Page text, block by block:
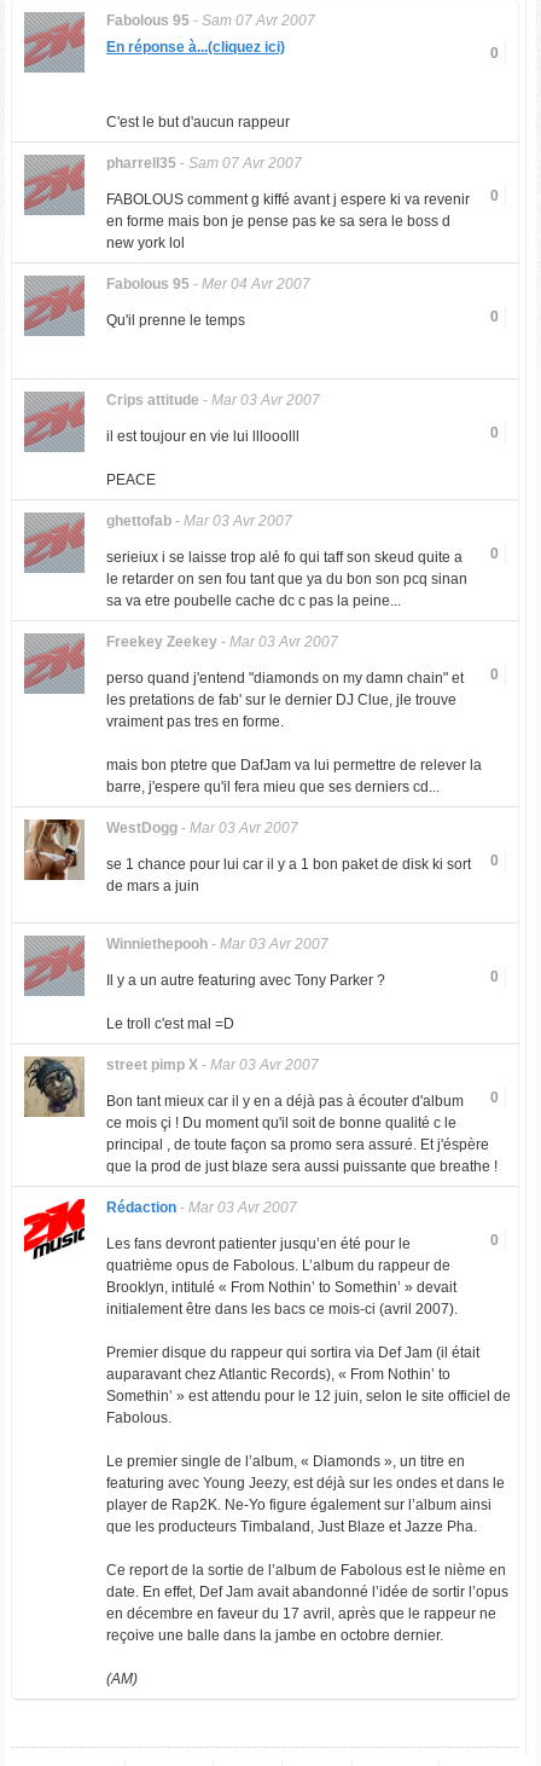
Fabolous 95- Sam 07 Avr 2007
0
En réponse à...(cliquez ici)
C'est le but d'aucun rappeur
pharrell35- Sam 07 Avr 2007
0
FABOLOUS comment g kiffé avant j espere ki va revenir
en forme mais bon je pense pas ke sa sera le boss d
new york lol
Fabolous 95- Mer 04 Avr 2007
0
Qu'il prenne le temps
Crips attitude - Mar 03 Avr 2007
0
il est toujour en vie lui lllooolll
PEACE
ghettofab- Mar 03 Avr 2007
0
serieiux i se laisse trop alé fo qui taff son skeud quite a
le retarder on sen fou tant que ya du bon son pcq sinan
sa va etre poubelle cache dc c pas la peine...
Freekey Zeekey- Mar 03 Avr 2007
0
perso quand j'entend "diamonds on my damn chain" et
les pretations de fab' sur le dernier DJ Clue, jle trouve
vraiment pas tres en forme.
mais bon ptetre que DafJam va lui permettre de relever la
barre, j'espere qu'il fera mieu que ses derniers cd...
WestDogg- Mar 03 Avr 2007
0
se 1 chance pour lui car il y a 1 bon paket de disk ki sort
de mars a juin
Winniethepooh- Mar 03 Avr 2007
0
Il y a un autre featuring avec Tony Parker ?
Le troll c'est mal =D
street pimp X- Mar 03 Avr 2007
0
Bon tant mieux car il y en a déjà pas à écouter d'album
ce mois çi ! Du moment qu'il soit de bonne qualité c le
principal , de toute façon sa promo sera assuré. Et j'éspère
que la prod de just blaze sera aussi puissante que breathe !
Rédaction- Mar 03 Avr 2007
0
Les fans devront patienter jusqu’en été pour le
quatrième opus de Fabolous. L’album du rappeur de
Brooklyn, intitulé « From Nothin’ to Somethin’ » devait
initialement être dans les bacs ce mois-ci (avril 2007).
Premier disque du rappeur qui sortira via Def Jam (il était
auparavant chez Atlantic Records), « From Nothin’ to
Somethin’ » est attendu pour le 12 juin, selon le site officiel de
Fabolous.
Le premier single de l’album, « Diamonds », un titre en
featuring avec Young Jeezy, est déjà sur les ondes et dans le
player de Rap2K. Ne-Yo figure également sur l’album ainsi
que les producteurs Timbaland, Just Blaze et Jazze Pha.
Ce report de la sortie de l’album de Fabolous est le nième en
date. En effet, Def Jam avait abandonné l’idée de sortir l’opus
en décembre en faveur du 17 avril, après que le rappeur ne
reçoive une balle dans la jambe en octobre dernier.
(AM)